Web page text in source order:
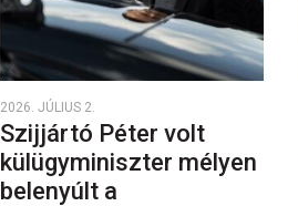
2026. JÚLIUS 2.
Szijjártó Péter volt
külügyminiszter mélyen
belenyúlt a